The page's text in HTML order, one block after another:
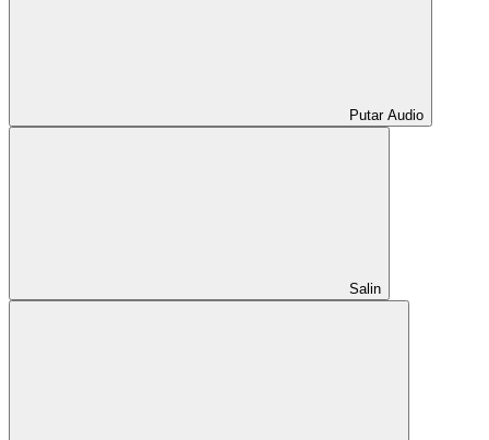
Putar Audio
Salin